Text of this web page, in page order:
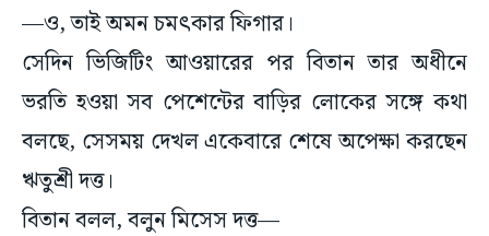
সেদিন ভিজিটিং আওয়ারের পর বিতান তার অধীনে
ভরতি হওয়া সব পেশেন্টের বাড়ির লোকের সঙ্গে কথা
বলছে, সেসময় দেখল একেবারে শেষে অপেক্ষা করছেন
ঋতুশ্রী দত্ত।
বিতান বলল, বলুন মিসেস দত্ত—
ঋতুশ্রী দত্তর ফিগারই সুন্দর তা নয়, তাঁর মুখশ্রীও